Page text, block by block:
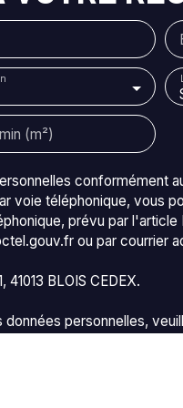
(m²)
conformément
voie téléphonique, vous
prévu par l'article
ou par courrier
BLOIS CEDEX.
personnelles,